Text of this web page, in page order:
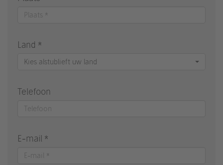
Land *
Kies alstublieft uw land
Telefoon
E-mail *